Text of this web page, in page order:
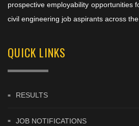
prospective employability opportunities
civil engineering job aspirants across
QUICK LINKS
RESULTS
JOB NOTIFICATIONS